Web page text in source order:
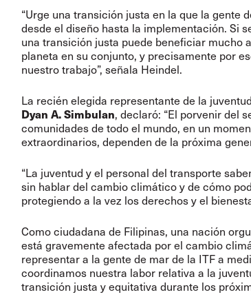
“Urge una transición justa en la que la gente
desde el diseño hasta la implementación. Si
una transición justa puede beneficiar mucho
planeta en su conjunto, y precisamente por
nuestro trabajo”, señala Heindel.
La recién elegida representante de la
Dyan A. Simbulan, declaró: “El porvenir del
comunidades de todo el mundo, en un
extraordinarios, dependen de la próxima
“La juventud y el personal del transporte
sin hablar del cambio climático y de cómo
protegiendo a la vez los derechos y el
Como ciudadana de Filipinas, una nación
está gravemente afectada por el cambio
representar a la gente de mar de la ITF a
coordinamos nuestra labor relativa a la
transición justa y equitativa durante los